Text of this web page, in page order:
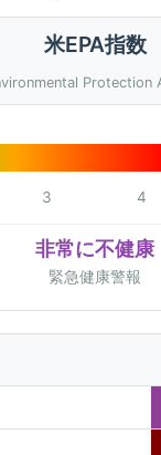
米EPA指数
Protection
3 4
非常に不健康
緊急健康警報